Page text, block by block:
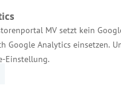
MV setzt kein
Google Analytics einsetzen.
Einstellung.
Services
Kontakt für